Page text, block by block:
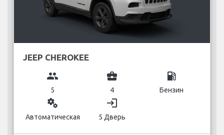
JEEP CHEROKEE
group
5
business_center
4
local_gas_station
Бензин
miscellaneous_services
Автоматическая
login
5 Дверь